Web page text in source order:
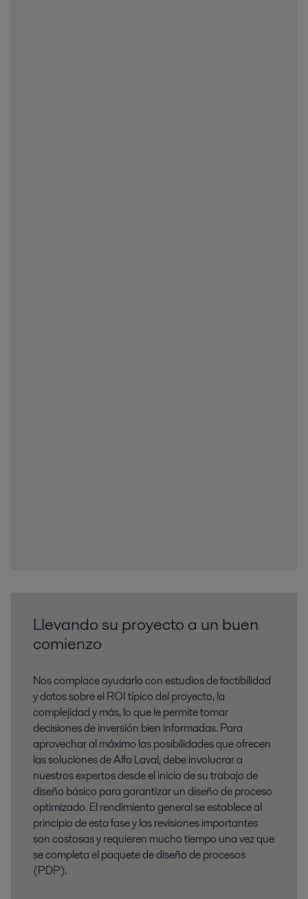
Llevando su proyecto a un buen
comienzo
Nos complace ayudarlo con estudios de factibilidad
y datos sobre el ROI típico del proyecto, la
complejidad y más, lo que le permite tomar
decisiones de inversión bien informadas. Para
aprovechar al máximo las posibilidades que ofrecen
las soluciones de Alfa Laval, debe involucrar a
nuestros expertos desde el inicio de su trabajo de
diseño básico para garantizar un diseño de proceso
optimizado. El rendimiento general se establece al
principio de esta fase y las revisiones importantes
son costosas y requieren mucho tiempo una vez que
se completa el paquete de diseño de procesos
(PDP).